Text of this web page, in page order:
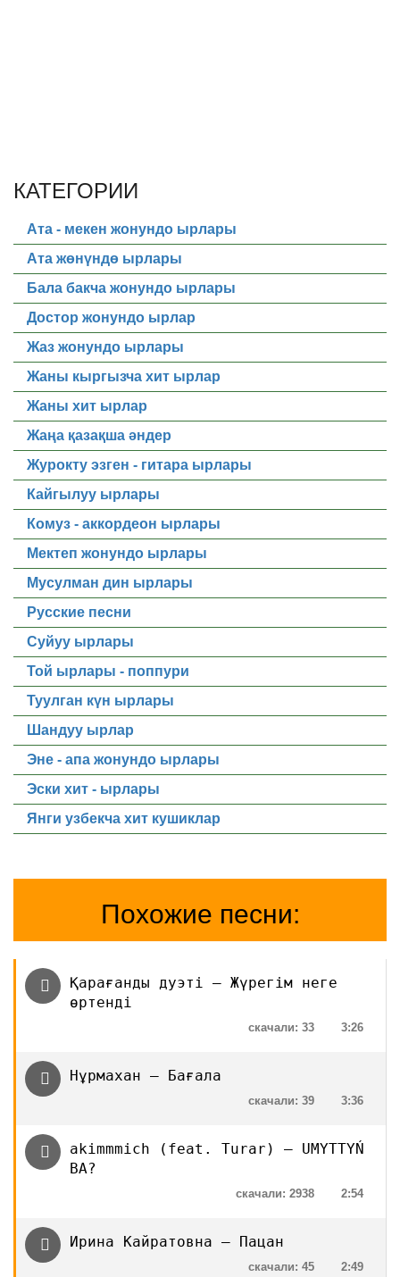
КАТЕГОРИИ
Ата - мекен жонундо ырлары
Ата жөнүндө ырлары
Бала бакча жонундо ырлары
Достор жонундо ырлар
Жаз жонундо ырлары
Жаны кыргызча хит ырлар
Жаны хит ырлар
Жаңа қазақша әндер
Журокту эзген - гитара ырлары
Кайгылуу ырлары
Комуз - аккордеон ырлары
Мектеп жонундо ырлары
Мусулман дин ырлары
Русские песни
Суйуу ырлары
Той ырлары - поппури
Туулган күн ырлары
Шандуу ырлар
Эне - апа жонундо ырлары
Эски хит - ырлары
Янги узбекча хит кушиклар
Похожие песни:
Қарағанды дуэті — Жүрегім неге
өртенді
3:26
скачали: 33
Нұрмахан — Бағала
3:36
скачали: 39
akimmmich (feat. Turar) — UMYTTYŃ
BA?
2:54
скачали: 2938
Ирина Кайратовна — Пацан
2:49
скачали: 45